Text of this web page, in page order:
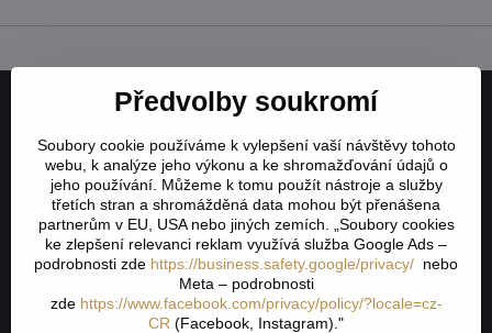
Naše společnost
Jak to všechno začalo
Obchodní podmínky
Odstoupení od smlouvy
Nevyzvednutá objednávka na dobírku
Předvolby soukromí
Soubory cookie používáme k vylepšení vaší návštěvy tohoto
webu, k analýze jeho výkonu a ke shromažďování údajů o
jeho používání. Můžeme k tomu použít nástroje a služby
třetích stran a shromážděná data mohou být přenášena
partnerům v EU, USA nebo jiných zemích. „Soubory cookies
ke zlepšení relevanci reklam využívá služba Google Ads –
podrobnosti zde https://business.safety.google/privacy/ nebo
Meta – podrobnosti
zde https://www.facebook.com/privacy/policy/?locale=cz-
CR (Facebook, Instagram)."